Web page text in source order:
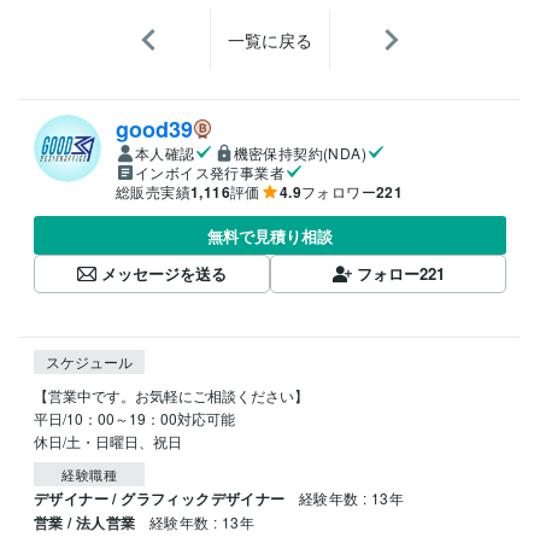
一覧に戻る
good39
本人確認
機密保持契約(NDA)
インボイス発行事業者
総販売実績1,116評価 4.9フォロワー221
無料で見積り相談
メッセージを送る
フォロー221
スケジュール
【営業中です。お気軽にご相談ください】
平日/10：00～19：00対応可能
経験職種
デザイナー / グラフィックデザイナー 経験年数 : 13年
営業 / 法人営業 経験年数 : 13年